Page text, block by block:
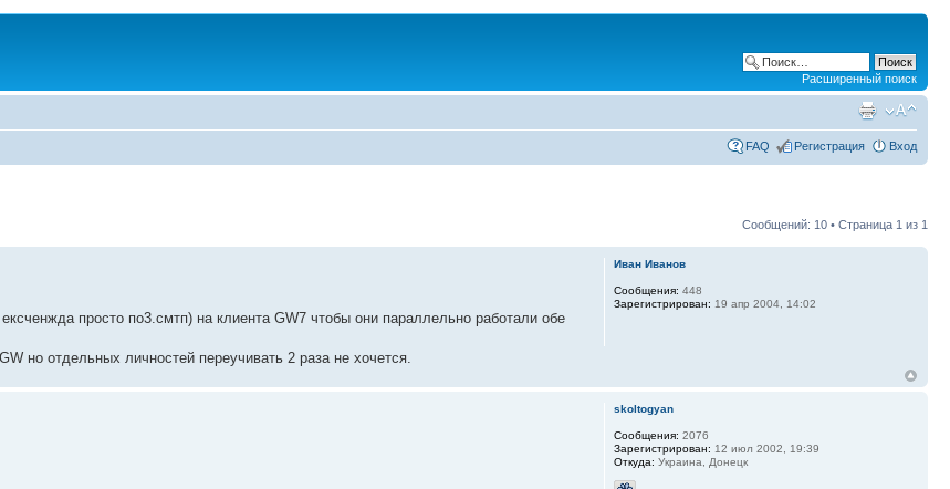
Расширенный поиск
FAQ Регистрация Вход
Сообщений: 10 • Страница 1 из 1
просто по3.смтп) на клиента GW7 чтобы они параллельно работали обе
но отдельных личностей переучивать 2 раза не хочется.
Иван Иванов
Сообщения: 448
Зарегистрирован: 19 апр 2004, 14:02
skoltogyan
Сообщения: 2076
Зарегистрирован: 12 июл 2002, 19:39
Откуда: Украина, Донецк